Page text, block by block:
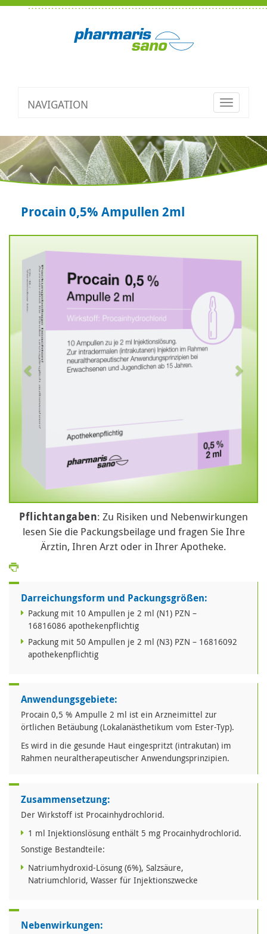
NAVIGATION
Toggle
Procain 0,5% Ampullen 2ml
Pflichtangaben: Zu Risiken und Nebenwirkungen
lesen Sie die Packungsbeilage und fragen Sie Ihre
Ärztin, Ihren Arzt oder in Ihrer Apotheke.
Darreichungsform und Packungsgrößen:
Packung mit 10 Ampullen je 2 ml (N1) PZN –
16816086 apothekenpflichtig
Packung mit 50 Ampullen je 2 ml (N3) PZN – 16816092
apothekenpflichtig
Anwendungsgebiete:
Procain 0,5 % Ampulle 2 ml ist ein Arzneimittel zur
örtlichen Betäubung (Lokalanästhetikum vom Ester-Typ).
Es wird in die gesunde Haut eingespritzt (intrakutan) im
Rahmen neuraltherapeutischer Anwendungsprinzipien.
Zusammensetzung:
Der Wirkstoff ist Procainhydrochlorid.
1 ml Injektionslösung enthält 5 mg Procainhydrochlorid.
Sonstige Bestandteile:
Natriumhydroxid-Lösung (6%), Salzsäure,
Natriumchlorid, Wasser für Injektionszwecke
Nebenwirkungen: